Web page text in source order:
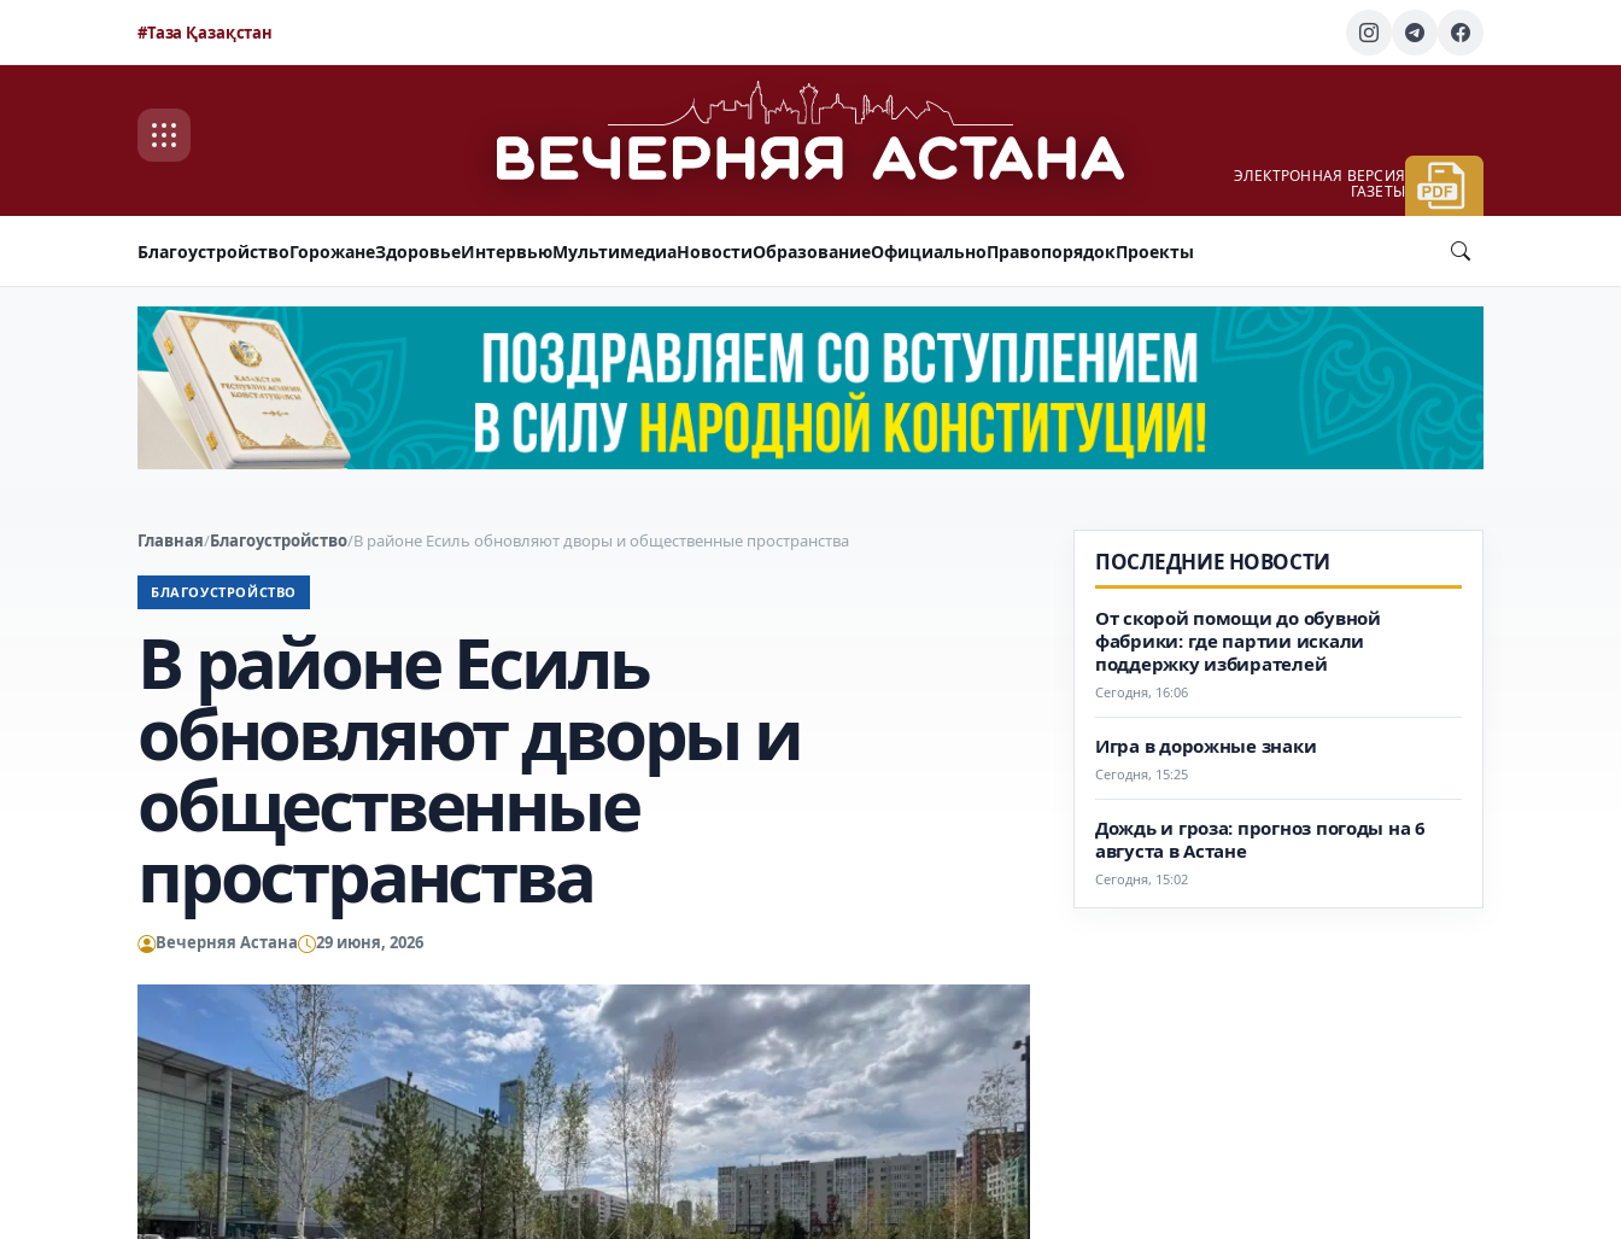
#Таза Қазақстан
ЭЛЕКТРОННАЯ ВЕРСИЯ
ГАЗЕТЫ
БлагоустройствоГорожанеЗдоровьеИнтервьюМультимедиаНовостиОбразованиеОфициальноПравопорядокПроекты
Главная/Благоустройство/В районе Есиль обновляют дворы и общественные пространства
БЛАГОУСТРОЙСТВО
В районе Есиль
обновляют дворы и
общественные
пространства
Вечерняя Астана 29 июня, 2026
ПОСЛЕДНИЕ НОВОСТИ
От скорой помощи до обувной
фабрики: где партии искали
поддержку избирателей
Сегодня, 16:06
Игра в дорожные знаки
Сегодня, 15:25
Дождь и гроза: прогноз погоды на 6
августа в Астане
Сегодня, 15:02